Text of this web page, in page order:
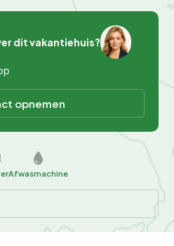
dit vakantiehuis?
opnemen
Afwasmachine